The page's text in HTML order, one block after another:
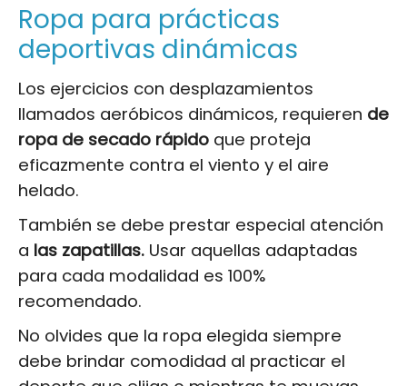
Ropa para prácticas
deportivas dinámicas
Los ejercicios con desplazamientos
llamados aeróbicos dinámicos, requieren de
ropa de secado rápido que proteja
eficazmente contra el viento y el aire
helado.
También se debe prestar especial atención
a las zapatillas. Usar aquellas adaptadas
para cada modalidad es 100%
recomendado.
No olvides que la ropa elegida siempre
debe brindar comodidad al practicar el